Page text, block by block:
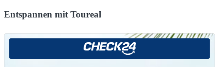
Entspannen mit Toureal